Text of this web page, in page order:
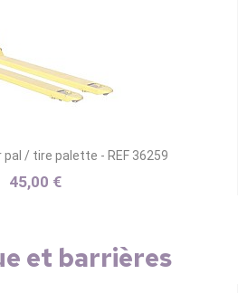
/ tire palette - REF 36259
45,00 €
et barrières